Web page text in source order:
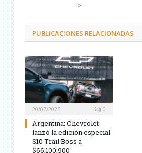
->
PUBLICACIONES RELACIONADAS
20/07/2026 0
Argentina: Chevrolet
lanzó la edición especial
S10 Trail Boss a
$66.100.900